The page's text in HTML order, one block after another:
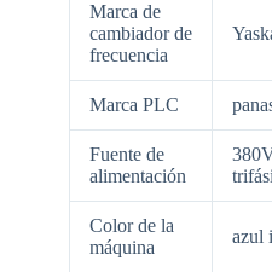
Marca de
cambiador de
frecuencia
Marca PLC
Fuente de
alimentación
Color de la
máquina
azul